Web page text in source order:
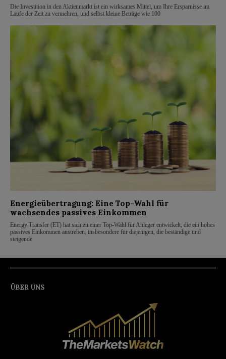
Die Investition in den Aktienmarkt ist ein wirksames Mittel, um Ihre Ersparnisse im
Laufe der Zeit zu vermehren, und selbst kleine Beträge wie 100
Energieübertragung: Eine Top-Wahl für
wachsendes passives Einkommen
Energy Transfer (ET) hat sich zu einer Top-Wahl für Anleger entwickelt, die ein hohes
passives Einkommen anstreben, insbesondere für diejenigen, die beständige und
steigende
ÜBER UNS